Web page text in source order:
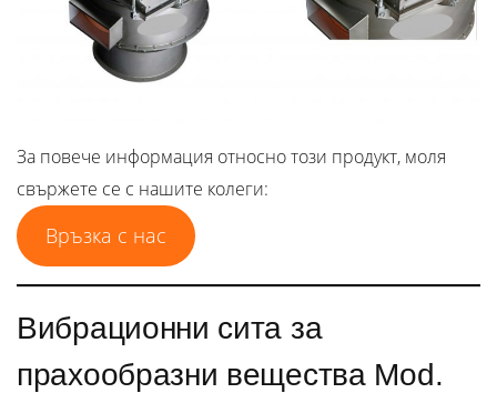
За повече информация относно този продукт, моля
свържете се с нашите колеги:
Връзка с нас
Вибрационни сита за
прахообразни вещества Mod.